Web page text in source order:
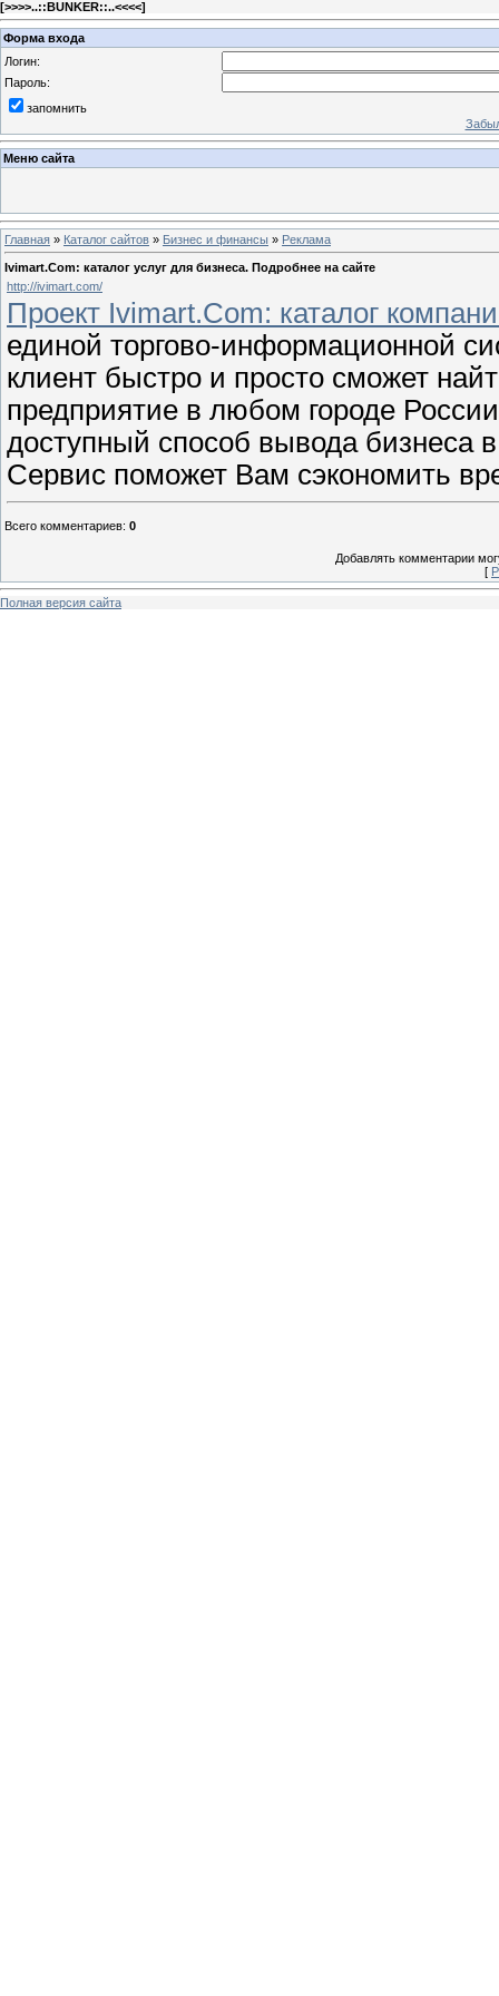
[>>>>..::BUNKER::..<<<<]
Форма входа
Логин:
Пароль:
запомнить
Меню сайта
Главная » Каталог сайтов » Бизнес и финансы » Реклама
Ivimart.Com: каталог услуг для бизнеса. Подробнее на сайте
http://ivimart.com/
Проект Ivimart.Com: каталог
единой торгово-информационной
клиент быстро и просто сможет
предприятие в любом городе
доступный способ вывода бизнеса
Сервис поможет Вам сэкономить
Всего комментариев: 0
Добавлять комментарии
[
Полная версия сайта